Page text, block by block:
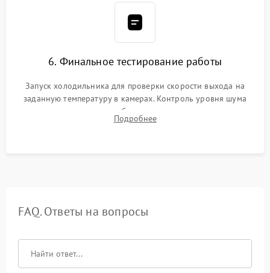
6. Финальное тестирование работы
Запуск холодильника для проверки скорости выхода на
заданную температуру в камерах. Контроль уровня шума
компрессора, отсутствия обмерзания стенок и корректного
срабатывания системы автоматической оттайки.
Подробнее
FAQ. Ответы на вопросы